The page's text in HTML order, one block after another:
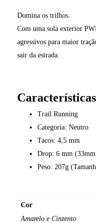
Domina os trilhos.
Com uma sola exterior
agressivos para maior
sair da estrada.
Características
Trail Running
Categoria: Neutro
Tacos: 4,5 mm
Drop: 6 mm
Peso: 207g
Cor
Amarelo e Cinzento